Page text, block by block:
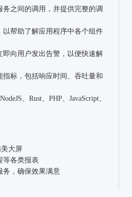
之间的调用，并提供完整的调
帮助了解应用程序中各个组件
向用户发出告警，以便快速解
标，包括响应时间、吞吐量和
、Rust、PHP、JavaScript、
大屏
各类报表
，确保效果满意